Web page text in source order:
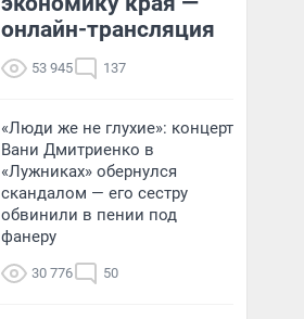
онлайн-трансляция
53 945 137
«Люди же не глухие»: концерт
Вани Дмитриенко в
«Лужниках» обернулся
скандалом — его сестру
обвинили в пении под
фанеру
30 776 50